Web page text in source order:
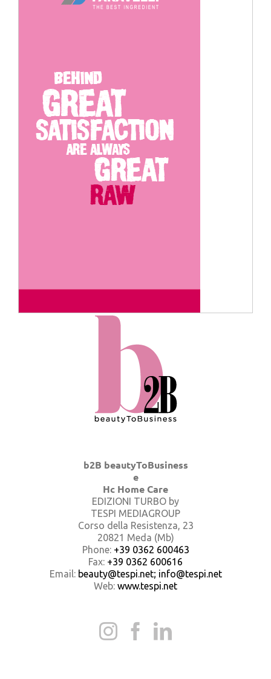
b2B beautyToBusiness
e
Hc Home Care
EDIZIONI TURBO by
TESPI MEDIAGROUP
Corso della Resistenza, 23
20821 Meda (Mb)
Phone: +39 0362 600463
Fax: +39 0362 600616
Email: beauty@tespi.net; info@tespi.net
Web: www.tespi.net